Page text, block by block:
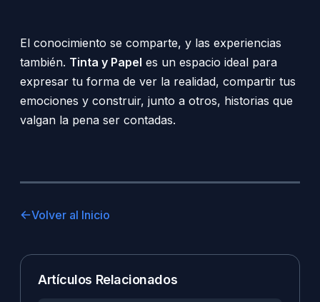
El conocimiento se comparte, y las experiencias
también. Tinta y Papel es un espacio ideal para
expresar tu forma de ver la realidad, compartir tus
emociones y construir, junto a otros, historias que
valgan la pena ser contadas.
Volver al Inicio
Artículos Relacionados